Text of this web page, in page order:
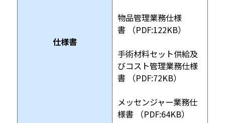
仕様書
物品管理業務仕様
書 （PDF:122KB）
手術材料セット供給及
びコスト管理業務仕様
書 （PDF:72KB）
メッセンジャー業務仕
様書 （PDF:64KB）